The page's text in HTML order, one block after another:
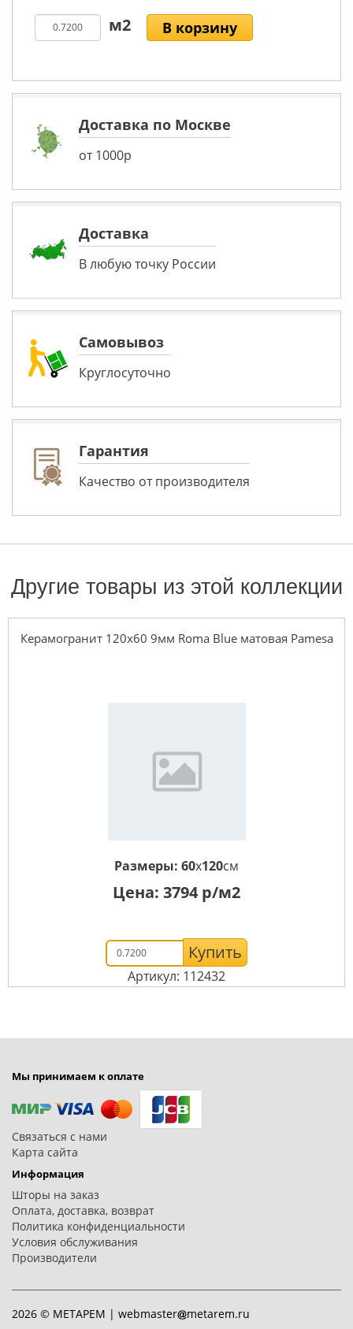
В корзину
Доставка по Москве
от 1000р
Доставка
В любую точку России
Самовывоз
Круглосуточно
Гарантия
Качество от производителя
Другие товары из этой коллекции
Керамогранит 120x60 9мм Roma Blue матовая Pamesa
Размеры: 60x120см
Цена: 3794 р/м2
Купить
Артикул: 112432
Мы принимаем к оплате
Связаться с нами
Карта сайта
Информация
Шторы на заказ
Оплата, доставка, возврат
Политика конфиденциальности
Условия обслуживания
Производители
2026 © МЕТАРЕМ | webmaster metarem.ru